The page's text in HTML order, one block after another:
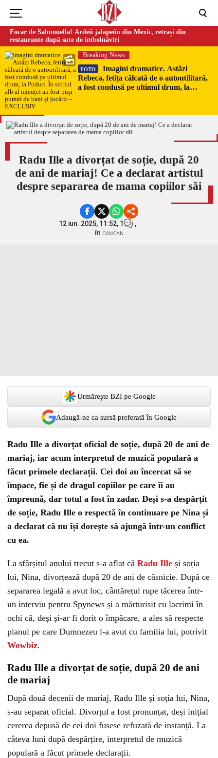
Focar de Salmonella! Ardeii jalapeño din Mexic, retrași din
restaurante după sute de îmbolnăviri
Breaking News
FOTO
Imagini dramatice. Astăzi
Rebeca, fetița călcată de o autoutilitară,
a fost condusă pe ultimul drum, la
EXCLUSIV
Radu Ille a divorțat de soție, după 20
de ani de mariaj! Ce a declarat artistul
despre separarea de mama copiilor săi
12 iun. 2025, 11:52, 1
,
în CANCAN
Urmărește BZI pe Google
Adaugă-ne ca sursă preferată în Google
Radu Ille a divorțat oficial de soție, după 20 de ani de
mariaj, iar acum interpretul de muzică populară a
făcut primele declarații. Cei doi au încercat să se
împace, fie și de dragul copiilor pe care îi au
împreună, dar totul a fost în zadar. Deși s-a despărțit
de soție, Radu Ille o respectă în continuare pe Nina și
a declarat că nu își dorește să ajungă într-un conflict
cu ea.
La sfârșitul anului trecut s-a aflat că Radu Ille și soția
lui, Nina, divorțează după 20 de ani de căsnicie. După ce
separarea legală a avut loc, cântărețul rupe tăcerea într-
un interviu pentru Spynews și a mărturisit cu lacrimi în
ochi că, deși și-ar fi dorit o împăcare, a ales să respecte
planul pe care Dumnezeu l-a avut cu familia lui, potrivit
Wowbiz.
Radu Ille a divorțat de soție, după 20 de ani
de mariaj
După două decenii de mariaj, Radu Ille și soția lui, Nina,
s-au separat oficial. Divorțul a fost pronunțat, deși inițial
cererea depusă de cei doi fusese refuzată de instanță. La
câteva luni după despărțire, interpretul de muzică
populară a făcut primele declarații.